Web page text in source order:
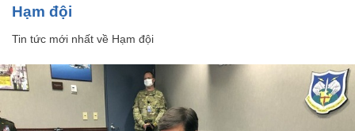
Hạm đội
Tin tức mới nhất về Hạm đội